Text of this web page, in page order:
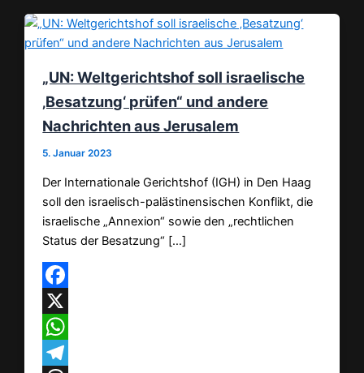
„UN: Weltgerichtshof soll israelische
‚Besatzung‘ prüfen“ und andere
Nachrichten aus Jerusalem
5. Januar 2023
Der Internationale Gerichtshof (IGH) in Den Haag
soll den israelisch-palästinensischen Konflikt, die
israelische „Annexion“ sowie den „rechtlichen
Status der Besatzung“ […]
Facebook
X
WhatsApp